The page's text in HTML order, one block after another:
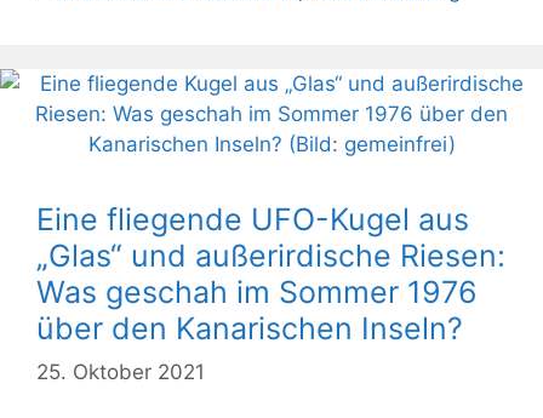
Eine fliegende UFO-Kugel aus
„Glas“ und außerirdische Riesen:
Was geschah im Sommer 1976
über den Kanarischen Inseln?
25. Oktober 2021